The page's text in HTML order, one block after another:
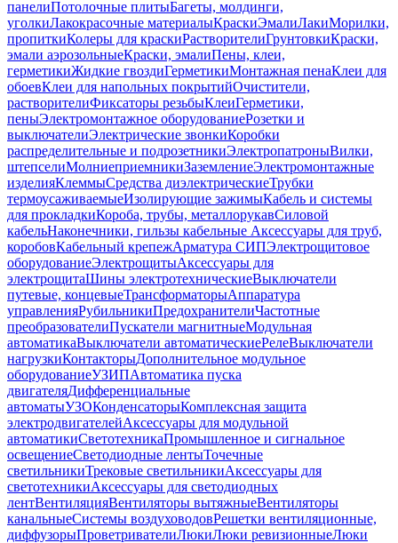
панелиПотолочные плитыБагеты, молдинги,
уголкиЛакокрасочные материалыКраскиЭмалиЛакиМорилки,
пропиткиКолеры для краскиРастворителиГрунтовкиКраски,
эмали аэрозольныеКраски, эмалиПены, клеи,
герметикиЖидкие гвоздиГерметикиМонтажная пенаКлеи для
обоевКлеи для напольных покрытийОчистители,
растворителиФиксаторы резьбыКлеиГерметики,
пеныЭлектромонтажное оборудованиеРозетки и
выключателиЭлектрические звонкиКоробки
распределительные и подрозетникиЭлектропатроныВилки,
штепселиМолниеприемникиЗаземлениеЭлектромонтажные
изделияКлеммыСредства диэлектрическиеТрубки
термоусаживаемыеИзолирующие зажимыКабель и системы
для прокладкиКороба, трубы, металлорукавСиловой
кабельНаконечники, гильзы кабельные Аксессуары для труб,
коробовКабельный крепежАрматура СИПЭлектрощитовое
оборудованиеЭлектрощитыАксессуары для
электрощитаШины электротехническиеВыключатели
путевые, концевыеТрансформаторыАппаратура
управленияРубильникиПредохранителиЧастотные
преобразователиПускатели магнитныеМодульная
автоматикаВыключатели автоматическиеРелеВыключатели
нагрузкиКонтакторыДополнительное модульное
оборудованиеУЗИПАвтоматика пуска
двигателяДифференциальные
автоматыУЗОКонденсаторыКомплексная защита
электродвигателейАксессуары для модульной
автоматикиСветотехникаПромышленное и сигнальное
освещениеСветодиодные лентыТочечные
светильникиТрековые светильникиАксессуары для
светотехникиАксессуары для светодиодных
лентВентиляцияВентиляторы вытяжныеВентиляторы
канальныеСистемы воздуховодовРешетки вентиляционные,
диффузорыПроветривателиЛюкиЛюки ревизионныеЛюки